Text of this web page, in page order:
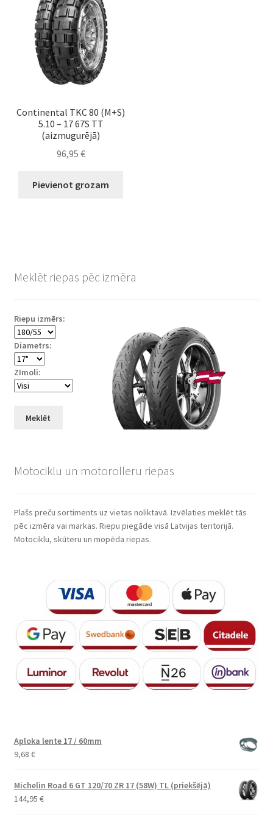
Continental TKC 80 (M+S)
5.10 – 17 67S TT
(aizmugurējā)
96,95 €
Pievienot grozam
Meklēt riepas pēc izmēra
Riepu izmērs:
Diametrs:
Zīmoli:
Meklēt
Motociklu un motorolleru riepas
Plašs preču sortiments uz vietas noliktavā. Izvēlaties meklēt tās
pēc izmēra vai markas. Riepu piegāde visā Latvijas teritorijā.
Motociklu, skūteru un mopēda riepas.
Aploka lente 17 / 60mm
9,68 €
Michelin Road 6 GT 120/70 ZR 17 (58W) TL (priekšējā)
144,95 €